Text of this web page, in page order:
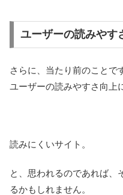
ユーザーの読みやす
さらに、当たり前のことで
ユーザーの読みやすさ向上
読みにくいサイト。
と、思われるのであれば、
るかもしれません。